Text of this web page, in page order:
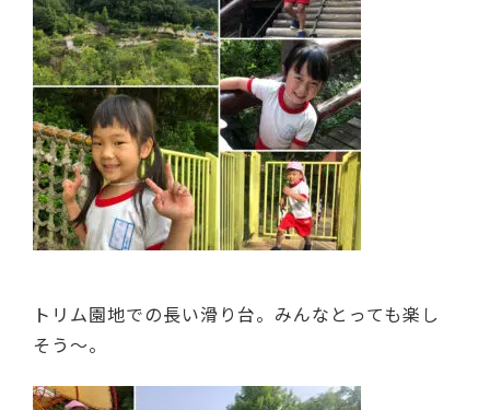
トリム園地での長い滑り台。みんなとっても楽し
そう～。